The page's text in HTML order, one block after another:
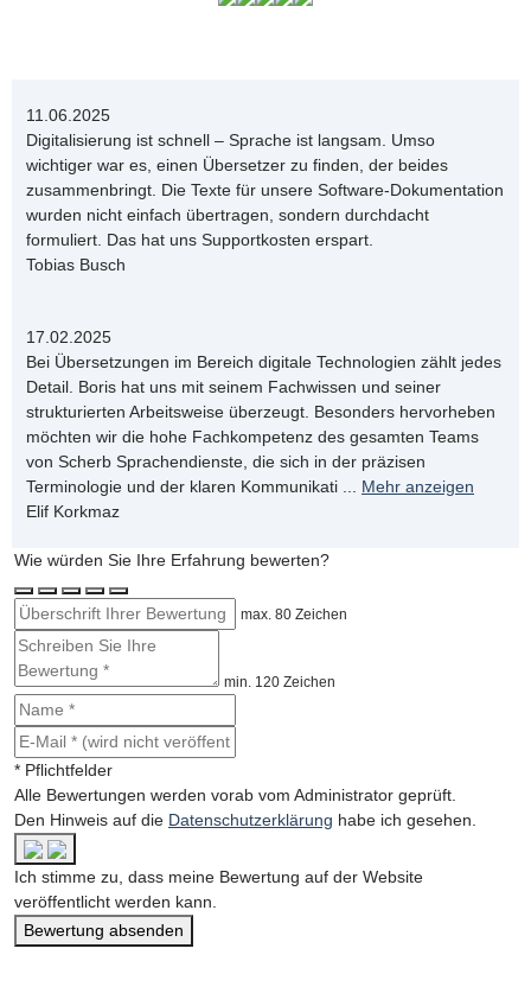
11.06.2025
Digitalisierung ist schnell – Sprache ist langsam. Umso
wichtiger war es, einen Übersetzer zu finden, der beides
zusammenbringt. Die Texte für unsere Software-Dokumentation
wurden nicht einfach übertragen, sondern durchdacht
formuliert. Das hat uns Supportkosten erspart.
Tobias Busch
17.02.2025
Bei Übersetzungen im Bereich digitale Technologien zählt jedes
Detail. Boris hat uns mit seinem Fachwissen und seiner
strukturierten Arbeitsweise überzeugt. Besonders hervorheben
möchten wir die hohe Fachkompetenz des gesamten Teams
von Scherb Sprachendienste, die sich in der präzisen
Terminologie und der klaren Kommunikati
Mehr anzeigen
Elif Korkmaz
Wie würden Sie Ihre Erfahrung bewerten?
max. 80 Zeichen
min. 120 Zeichen
* Pflichtfelder
Alle Bewertungen werden vorab vom Administrator geprüft.
Den Hinweis auf die Datenschutzerklärung habe ich gesehen.
Ich stimme zu, dass meine Bewertung auf der Website
veröffentlicht werden kann.
Bewertung absenden